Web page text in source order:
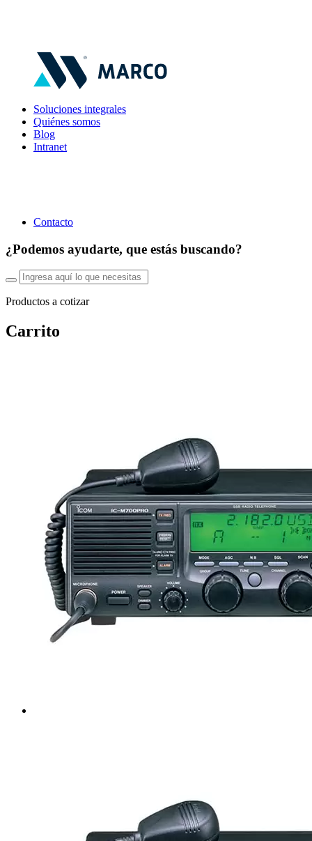
Soluciones integrales
Quiénes somos
Blog
Intranet
Contacto
¿Podemos ayudarte, que estás buscando?
Productos a cotizar
Carrito